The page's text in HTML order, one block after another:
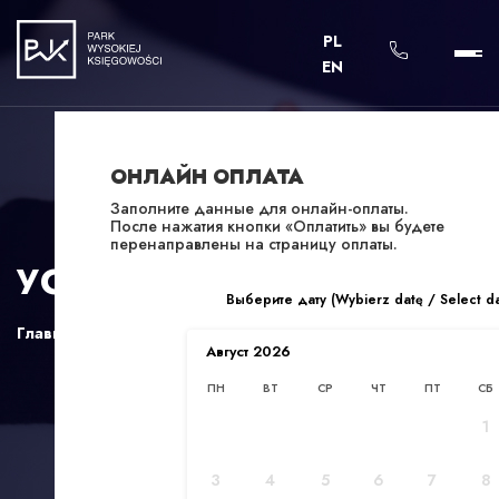
PL
EN
УСЛУГИ
Главная
ОНЛАЙН ОПЛАТА
Заполните данные для онлайн-оплаты.
После нажатия кнопки «Оплатить» вы будете
перенаправлены на страницу оплаты.
Выберите дату (Wybierz datę / Select
Август 2026
ПН ВТ СР ЧТ ПТ СБ
1
3 4 5 6 7 8